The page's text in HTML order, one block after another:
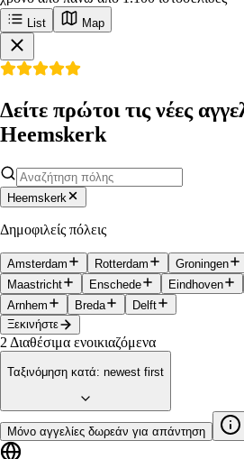
List Map
Δείτε πρώτοι τις νέες
Heemskerk
Heemskerk
Δημοφιλείς πόλεις
Amsterdam Rotterdam Groningen
Maastricht
Enschede Eindhoven
Arnhem
Breda
Delft
Ξεκινήστε
2 Διαθέσιμα ενοικιαζόμενα
Ταξινόμηση κατά: newest first
Μόνο αγγελίες δωρεάν για απάντηση